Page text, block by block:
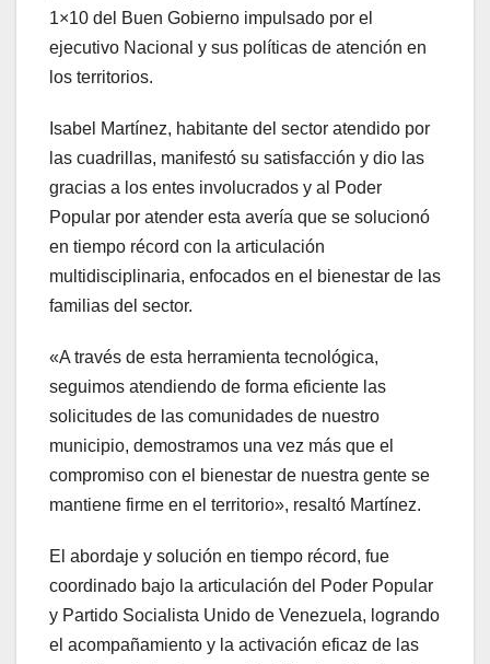
1×10 del Buen Gobierno impulsado por el
ejecutivo Nacional y sus políticas de atención en
los territorios.
Isabel Martínez, habitante del sector atendido por
las cuadrillas, manifestó su satisfacción y dio las
gracias a los entes involucrados y al Poder
Popular por atender esta avería que se solucionó
en tiempo récord con la articulación
multidisciplinaria, enfocados en el bienestar de las
familias del sector.
«A través de esta herramienta tecnológica,
seguimos atendiendo de forma eficiente las
solicitudes de las comunidades de nuestro
municipio, demostramos una vez más que el
compromiso con el bienestar de nuestra gente se
mantiene firme en el territorio», resaltó Martínez.
El abordaje y solución en tiempo récord, fue
coordinado bajo la articulación del Poder Popular
y Partido Socialista Unido de Venezuela, logrando
el acompañamiento y la activación eficaz de las